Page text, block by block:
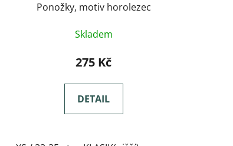
Ponožky, motiv horolezec
Skladem
275 Kč
DETAIL